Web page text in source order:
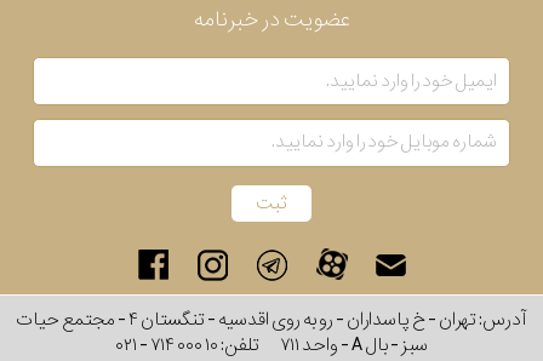
عضویت در خبرنامه
آدرس: تهران - خ پاسداران - رو به روی اقدسیه - تنگستان ۴ - مجتمع حیات
سبز - بال A - واحد ۷۱۱
تلفن:۰۲۱ - ۷۱۴ ۰۰۰ ۱۰